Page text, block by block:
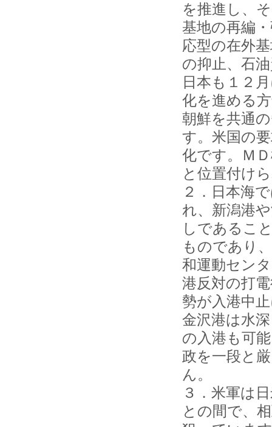
を推進し、
基地の再編
応型の在外
の抑止、石
日本も１２
化を進める
朝鮮を共通
す。米国の
化です。Ｍ
と位置付け
２．日本海
れ、新潟港
しであるこ
ものであり
和運動セン
港反対の打
勢が入港中
金沢港は水
の入港も可
政を一段と
ん。
３．米軍は
との間で、